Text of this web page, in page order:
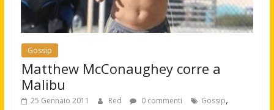
Gossip
Matthew McConaughey corre a
Malibu
25 Gennaio 2011 Red 0 commenti Gossip,